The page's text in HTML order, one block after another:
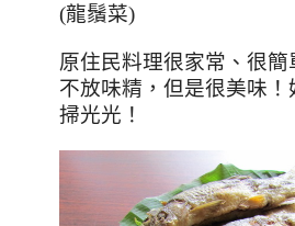
(龍鬚菜)
原住民料理很家常、很簡
不放味精，但是很美味！
掃光光！